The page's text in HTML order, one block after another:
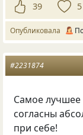
39 5
Опубликовала
#2231874
Самое
согласны
при себе!